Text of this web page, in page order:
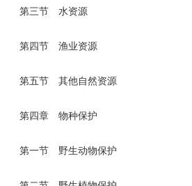
第三节 水资源
第四节 渔业资源
第五节 其他自然资源
第四章 物种保护
第一节 野生动物保护